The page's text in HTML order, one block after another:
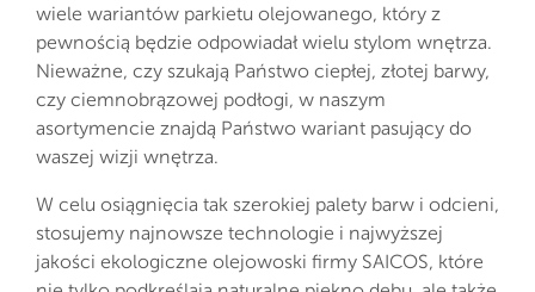
wiele wariantów parkietu olejowanego, który z
pewnością będzie odpowiadał wielu stylom wnętrza.
Nieważne, czy szukają Państwo ciepłej, złotej barwy,
czy ciemnobrązowej podłogi, w naszym
asortymencie znajdą Państwo wariant pasujący do
waszej wizji wnętrza.
W celu osiągnięcia tak szerokiej palety barw i odcieni,
stosujemy najnowsze technologie i najwyższej
jakości ekologiczne olejowoski firmy SAICOS, które